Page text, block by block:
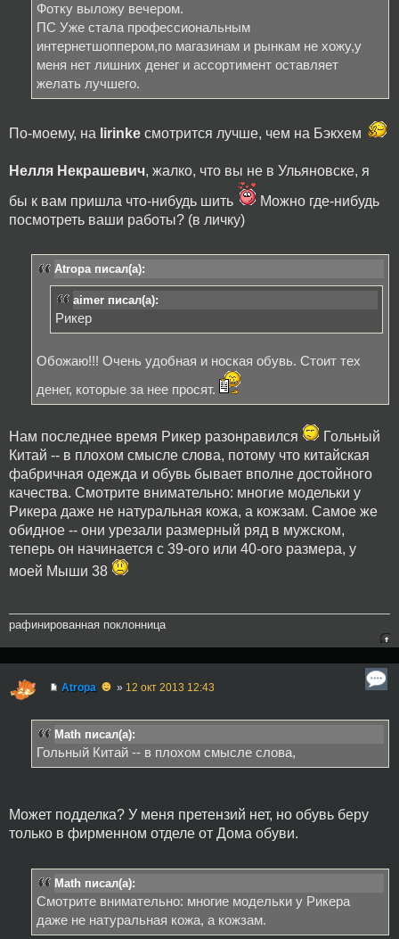
Фотку выложу вечером.
ПС Уже стала профессиональным
интернетшоппером,по магазинам и рынкам не хожу,у
меня нет лишних денег и ассортимент оставляет
желать лучшего.
По-моему, на lirinkе смотрится лучше, чем на Бэкхем
Нелля Некрашевич, жалко, что вы не в Ульяновске, я
бы к вам пришла что-нибудь шить
Можно где-нибудь
посмотреть ваши работы? (в личку)
Atropa писал(а):
aimer писал(а):
Рикер
Обожаю!!! Очень удобная и ноская обувь. Стоит тех
денег, которые за нее просят.
Нам последнее время Рикер разонравился
Гольный
Китай -- в плохом смысле слова, потому что китайская
фабричная одежда и обувь бывает вполне достойного
качества. Смотрите внимательно: многие модельки у
Рикера даже не натуральная кожа, а кожзам. Самое же
обидное -- они урезали размерный ряд в мужском,
теперь он начинается с 39-ого или 40-ого размера, у
моей Мыши 38
рафинированная поклонница
Atropa ☻ » 12 окт 2013 12:43
Math писал(а):
Гольный Китай -- в плохом смысле слова,
Может подделка? У меня претензий нет, но обувь беру
только в фирменном отделе от Дома обуви.
Math писал(а):
Смотрите внимательно: многие модельки у Рикера
даже не натуральная кожа, а кожзам.